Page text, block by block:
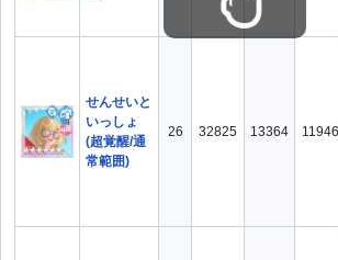
せんせいと
いっしょ
(超覚醒/通
常範囲)
26 32825 13364 11946